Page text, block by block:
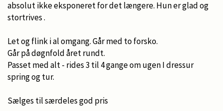
absolut ikke eksponeret for det længere. Hun er glad og
stortrives .
Let og flink i al omgang. Går med to forsko.
Går på døgnfold året rundt.
Passet med alt - rides 3 til 4 gange om ugen I dressur
spring og tur.
Sælges til særdeles god pris